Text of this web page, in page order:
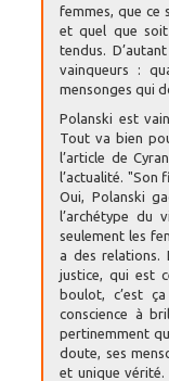
femmes, que ce
et quel que soit
tendus.
vainqueurs :
mensonges qui
Polanski est
Tout va bien
l’article de
l’actualité. "Son
Oui, Polanski
l’archétype du
seulement les
a des relations.
justice, qui est
boulot, c’est
conscience à
pertinemment
doute, ses
et unique